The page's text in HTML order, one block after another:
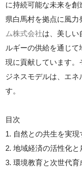
に持続可能な未来を
県白馬村を拠点に風力
ム株式会社は、美しい
ルギーの供給を通じ
現に貢献しています
ジネスモデルは、エネ
す。
目次
1. 自然との共生を実
2. 地域経済の活性化
3. 環境教育と次世代育